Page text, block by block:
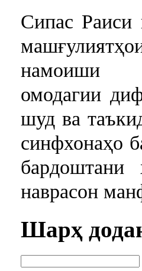
Сипас Раиси
намоиши
омодагии
шуд ва
синфхонаҳо
бардоштани
наврасон
Шарҳ